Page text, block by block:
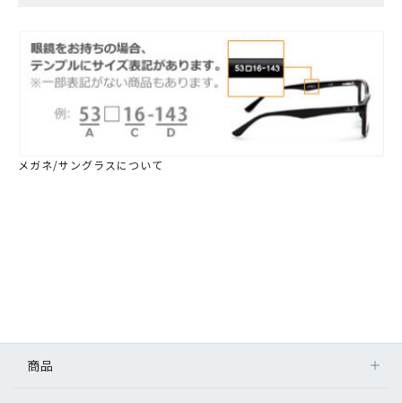
メガネ/サングラスについて
商品